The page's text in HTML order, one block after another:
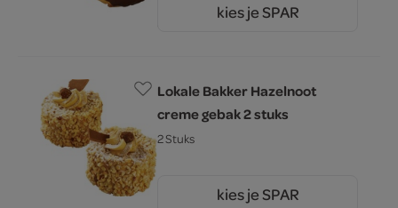
kies je SPAR
Lokale Bakker Hazelnoot
creme gebak 2 stuks
2 Stuks
kies je SPAR